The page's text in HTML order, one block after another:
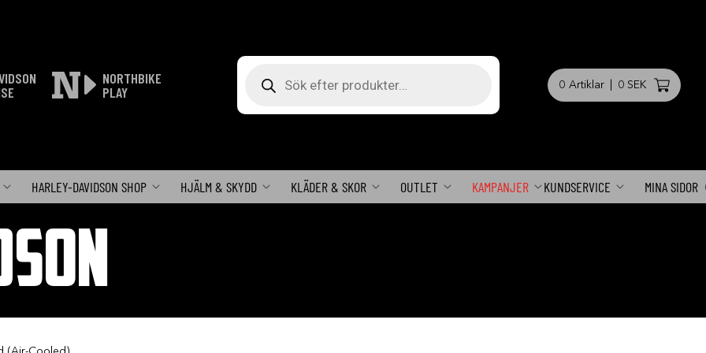
NORTHBIKE
PLAY
0 Artiklar 0 SEK
HARLEY-DAVIDSON SHOP HJÄLM & SKYDD KLÄDER & SKOR OUTLET KAMPANJER KUNDSERVICE MINA SIDOR